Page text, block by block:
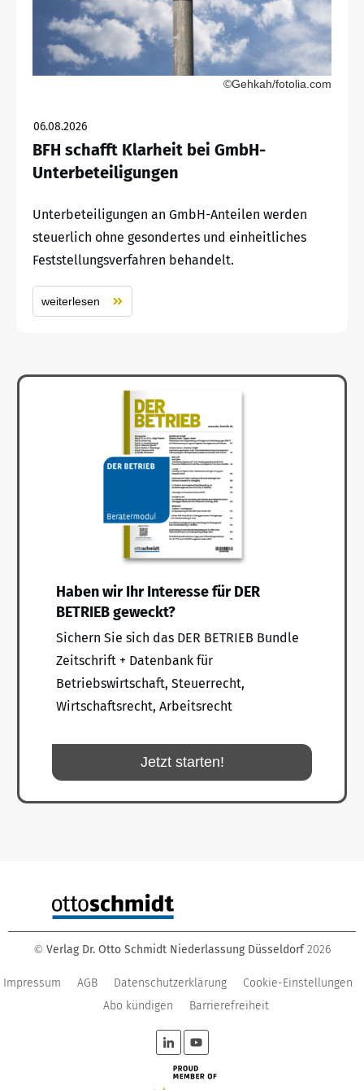
©Gehkah/fotolia.com
06.08.2026
BFH schafft Klarheit bei GmbH-
Unterbeteiligungen
Unterbeteiligungen an GmbH-Anteilen werden
steuerlich ohne gesondertes und einheitliches
Feststellungsverfahren behandelt.
weiterlesen
Haben wir Ihr Interesse für DER
BETRIEB geweckt?
Sichern Sie sich das DER BETRIEB Bundle
Zeitschrift + Datenbank für
Betriebswirtschaft, Steuerrecht,
Wirtschaftsrecht, Arbeitsrecht
Jetzt starten!
© Verlag Dr. Otto Schmidt Niederlassung Düsseldorf 2026
Impressum AGB Datenschutzerklärung
Cookie-Einstellungen
Abo kündigen
Barrierefreiheit